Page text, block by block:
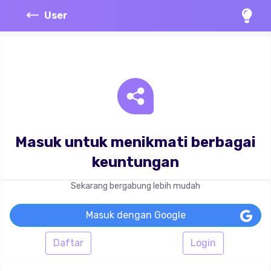
User
Masuk untuk menikmati berbagai
keuntungan
Sekarang bergabung lebih mudah
Masuk dengan Google
Daftar Login